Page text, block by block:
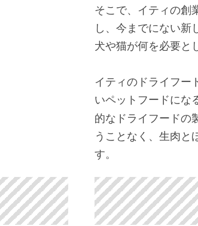
そこで、イティの創
し、今までにない新
犬や猫が何を必要
イティのドライフー
いペットフードにな
的なドライフードの
うことなく、生肉と
す。